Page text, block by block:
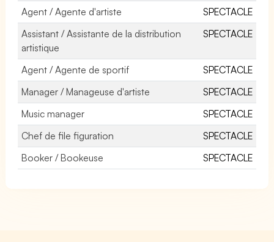
Agent / Agente d'artiste
SPECTACLE
Assistant / Assistante de la distribution
artistique
SPECTACLE
Agent / Agente de sportif
SPECTACLE
Manager / Manageuse d'artiste
SPECTACLE
Music manager
SPECTACLE
Chef de file figuration
SPECTACLE
Booker / Bookeuse
SPECTACLE